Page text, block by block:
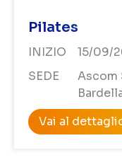
Pilates
INIZIO
15/09/
SEDE
Ascom
Vai al